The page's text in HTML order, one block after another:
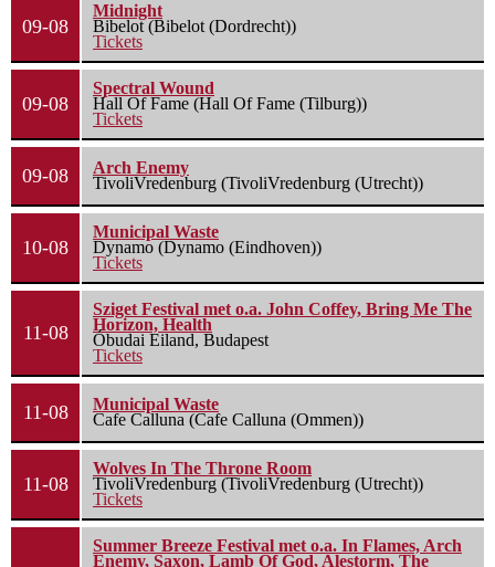
09-08
Midnight
Bibelot (Bibelot (Dordrecht))
Tickets
09-08
Spectral Wound
Hall Of Fame (Hall Of Fame (Tilburg))
Tickets
09-08
Arch Enemy
TivoliVredenburg (TivoliVredenburg (Utrecht))
10-08
Municipal Waste
Dynamo (Dynamo (Eindhoven))
Tickets
11-08
Sziget Festival met o.a. John Coffey, Bring Me The
Horizon, Health
Óbudai Eiland, Budapest
Tickets
11-08
Municipal Waste
Cafe Calluna (Cafe Calluna (Ommen))
11-08
Wolves In The Throne Room
TivoliVredenburg (TivoliVredenburg (Utrecht))
Tickets
Summer Breeze Festival met o.a. In Flames, Arch
Enemy, Saxon, Lamb Of God, Alestorm, The